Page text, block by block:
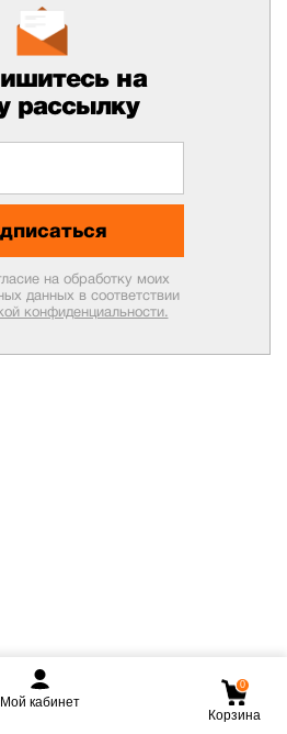
на
рассылку
на обработку моих
данных в соответствии
конфиденциальности.
Мой кабинет
0
Корзина